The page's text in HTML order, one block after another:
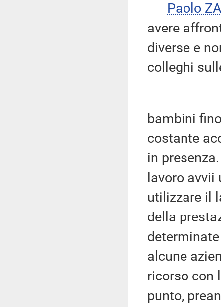
Paolo
avere
diverse e
colleghi
bambini
costante
in
lavoro
utilizzare il
della
alcune
ricorso con
punto,